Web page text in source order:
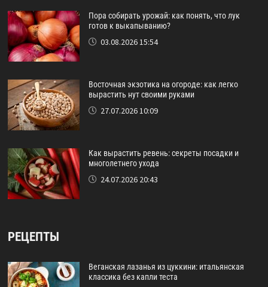
Пора собирать урожай: как понять, что лук
готов к выкапыванию?
03.08.2026 15:54
Восточная экзотика на огороде: как легко
вырастить нут своими руками
27.07.2026 10:09
Как вырастить ревень: секреты посадки и
многолетнего ухода
24.07.2026 20:43
РЕЦЕПТЫ
Веганская лазанья из цуккини: итальянская
классика без капли теста